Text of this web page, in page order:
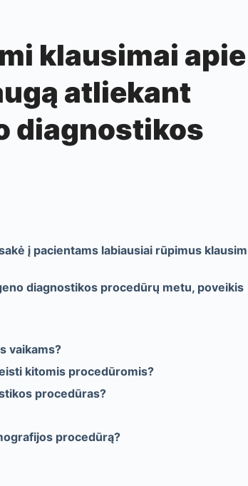
klausimai apie
atliekant
diagnostikos
į pacientams labiausiai rūpimus
diagnostikos procedūrų metu, poveikis
vaikams?
kitomis procedūromis?
procedūras?
procedūrą?